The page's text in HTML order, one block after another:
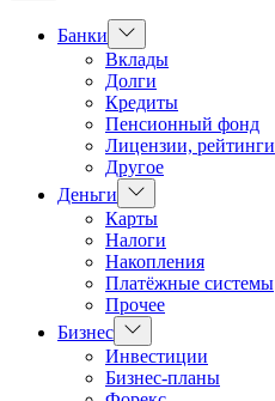
Банки
Показать
подменю
Вклады
Долги
Кредиты
Пенсионный фонд
Лицензии, рейтинги
Другое
Деньги
Показать
подменю
Карты
Налоги
Накопления
Платёжные системы
Прочее
Бизнес Показать
подменю
Инвестиции
Бизнес-планы